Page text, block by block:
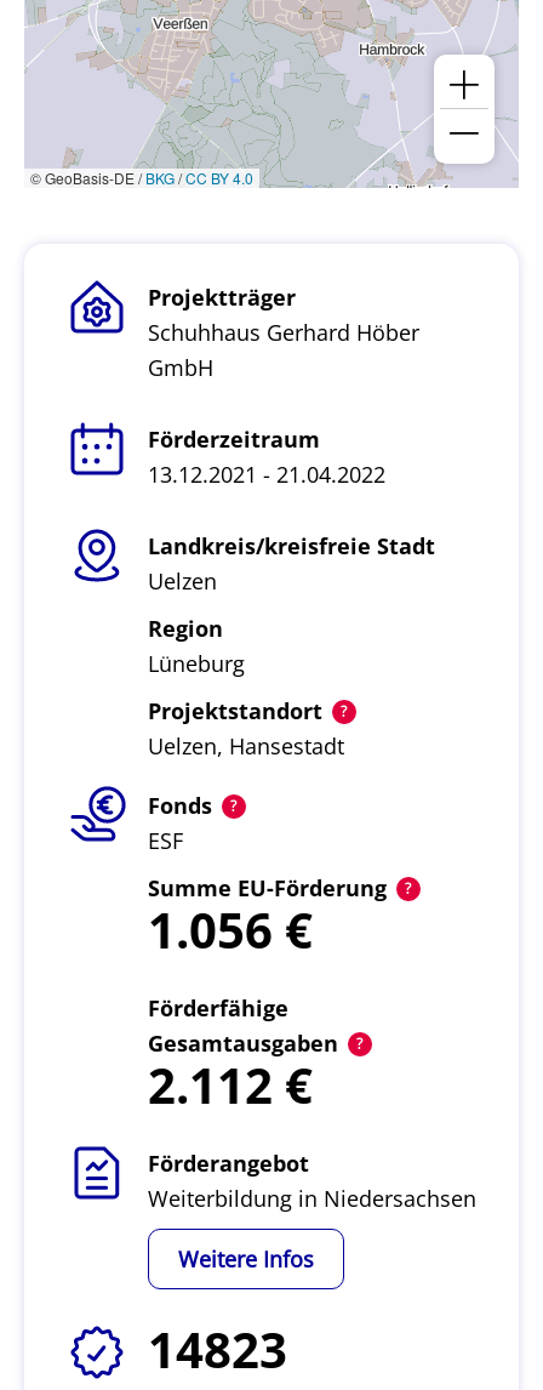
© GeoBasis-DE /BKG/CC BY 4.0
Projektträger
Schuhhaus Gerhard Höber
GmbH
Förderzeitraum
13.12.2021 - 21.04.2022
Landkreis/kreisfreie Stadt
Uelzen
Region
Lüneburg
Projektstandort
Uelzen, Hansestadt
Fonds
ESF
Summe EU-Förderung
1.056
Förderfähige
Gesamtausgaben
2.112
Förderangebot
Weiterbildung in Niedersachsen
Weitere Infos
14823